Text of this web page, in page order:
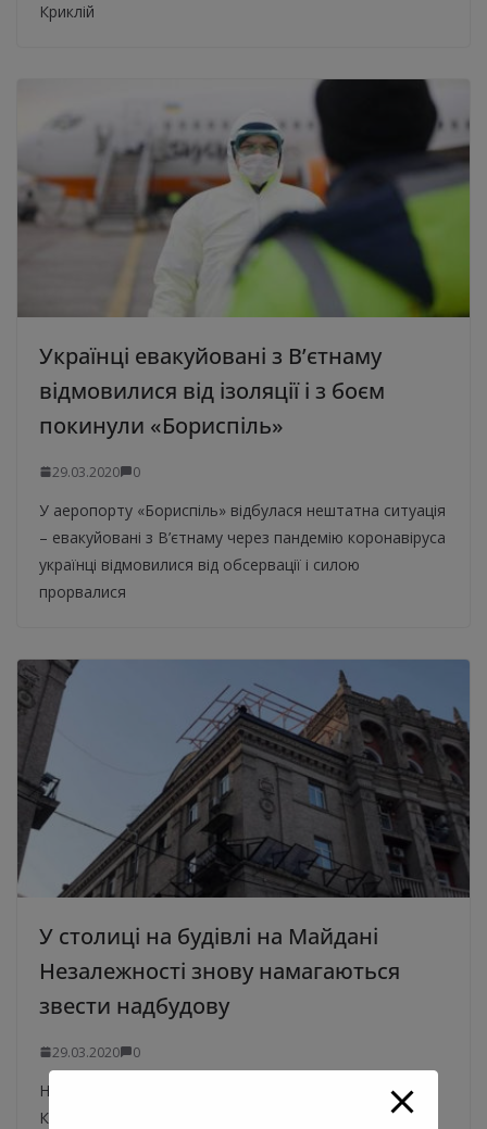
Криклій
Українці евакуйовані з В’єтнаму
відмовилися від ізоляції і з боєм
покинули «Бориспіль»
29.03.2020 0
У аеропорту «Бориспіль» відбулася нештатна ситуація
– евакуйовані з В’єтнаму через пандемію коронавіруса
українці відмовилися від обсервації і силою
прорвалися
У столиці на будівлі на Майдані
Незалежності знову намагаються
звести надбудову
29.03.2020 0
На будівлі, розташованій на Майдані Незалежності в
Києві, була зафіксована спроба звести самовільну